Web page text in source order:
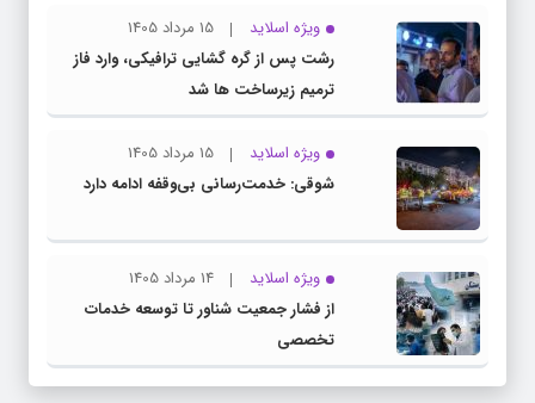
ویژه اسلاید
15 مرداد 1405
رشت پس از گره گشایی ترافیکی، وارد فاز
ترمیم زیرساخت ها شد
ویژه اسلاید
15 مرداد 1405
شوقی: خدمت‌رسانی بی‌وقفه ادامه دارد
ویژه اسلاید
14 مرداد 1405
از فشار جمعیت شناور تا توسعه خدمات
تخصصی